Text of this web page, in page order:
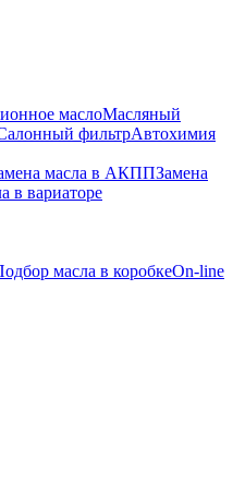
маслоМасляный
фильтрАвтохимия
масла в АКППЗамена
в вариаторе
масла в коробкеOn-line